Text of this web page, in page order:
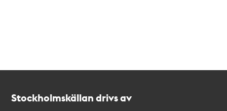
Stockholmskällan drivs av